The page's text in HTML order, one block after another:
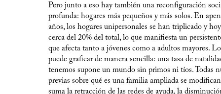
Pero junto a eso hay también una reconfiguración
profunda: hogares más pequeños y más solos. En
años, los hogares unipersonales se han triplicado y
cerca del 20% del total, lo que manifiesta un
que afecta tanto a jóvenes como a adultos mayores.
puede graficar de manera sencilla: una tasa de
tenemos supone un mundo sin primos ni tíos. Todas
previas sobre qué es una familia ampliada se
suma la retracción de las redes de ayuda, la